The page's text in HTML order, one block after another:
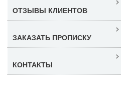
ОТЗЫВЫ КЛИЕНТОВ
ЗАКАЗАТЬ ПРОПИСКУ
КОНТАКТЫ